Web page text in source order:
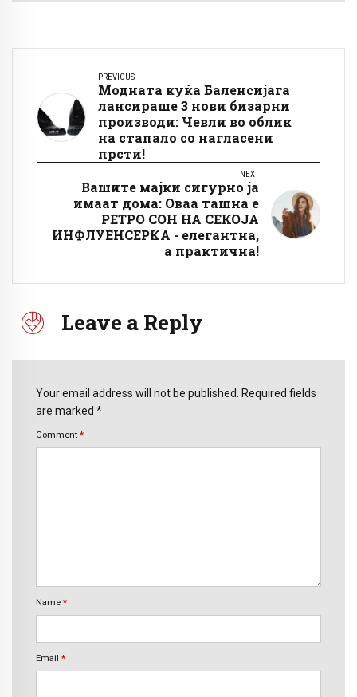
PREVIOUS
Модната куќа Баленсијага
лансираше 3 нови бизарни
производи: Чевли во облик
на стапало со нагласени
прсти!
NEXT
Вашите мајки сигурно ја
имаат дома: Оваа ташна е
РЕТРО СОН НА СЕКОЈА
ИНФЛУЕНСЕРКА - елегантна,
а практична!
Leave a Reply
Your email address will not be published. Required fields
are marked *
Comment *
Name *
Email *